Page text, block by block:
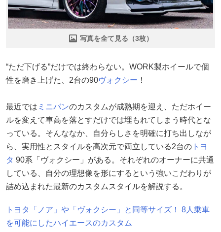
写真を全て見る（3枚）
“ただ下げる”だけでは終わらない。WORK製ホイールで個
性を磨き上げた、2台の90ヴォクシー ！
最近では ミニバンのカスタムが成熟期を迎え、ただホイー
ルを変えて車高を落とすだけでは埋もれてしまう時代とな
っている。そんななか、自分らしさを明確に打ち出しなが
ら、実用性とスタイルを高次元で両立している2台の トヨ
タ 90系「ヴォクシー」がある。それぞれのオーナーに共通
している、自分の理想像を形にするという強いこだわりが
詰め込まれた最新のカスタムスタイルを解説する。
トヨタ「ノア」や「ヴォクシー」と同等サイズ！ 8人乗車
を可能にしたハイエースのカスタム